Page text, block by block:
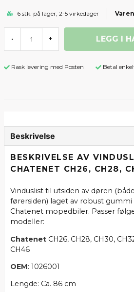
6 stk. på lager, 2-5 virkedager
- + LEGG I
Rask levering med Posten Betal
Beskrivelse
BESKRIVELSE AV
CHATENET CH26, CH28,
Vinduslist til utsiden av døren
førersiden) laget av robust gummi
Chatenet mopedbiler. Passer
modeller:
Chatenet CH26, CH28, CH30,
CH46
OEM: 1026001
Lengde: Ca. 86 cm